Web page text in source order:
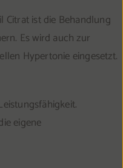
Citrat ist die Behandlung
Es wird auch zur
Hypertonie eingesetzt.
eigene